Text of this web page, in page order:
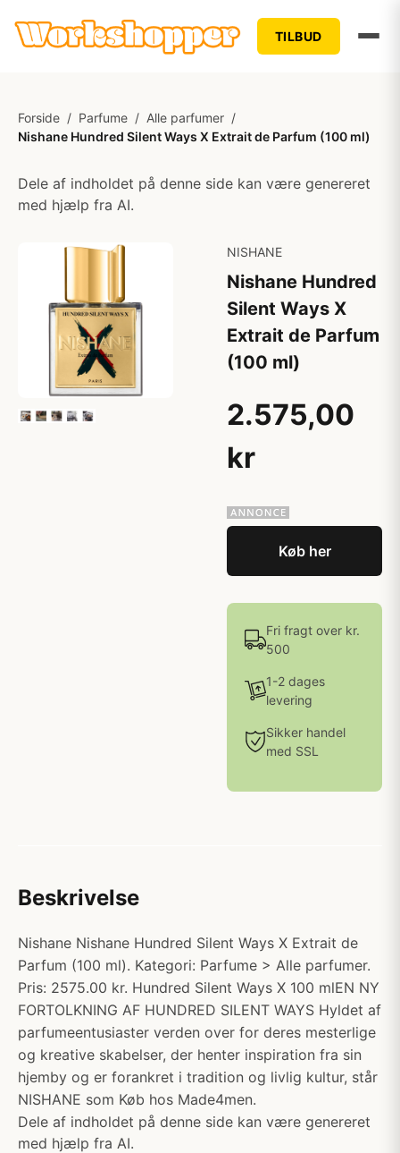
TILBUD
Forside / Parfume / Alle parfumer /
Nishane Hundred Silent Ways X Extrait de Parfum (100 ml)
Dele af indholdet på denne side kan være genereret
med hjælp fra AI.
NISHANE
Nishane Hundred
Silent Ways X
Extrait de Parfum
(100 ml)
2.575,00
kr
Køb her
Fri fragt over kr.
500
1-2 dages
levering
Sikker handel
med SSL
Beskrivelse
Nishane Nishane Hundred Silent Ways X Extrait de
Parfum (100 ml). Kategori: Parfume > Alle parfumer.
Pris: 2575.00 kr. Hundred Silent Ways X 100 mlEN NY
FORTOLKNING AF HUNDRED SILENT WAYS Hyldet af
parfumeentusiaster verden over for deres mesterlige
og kreative skabelser, der henter inspiration fra sin
hjemby og er forankret i tradition og livlig kultur, står
NISHANE som Køb hos Made4men.
Dele af indholdet på denne side kan være genereret
med hjælp fra AI.